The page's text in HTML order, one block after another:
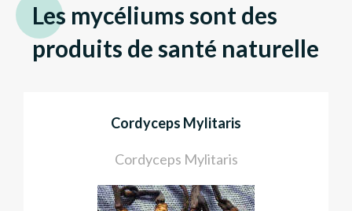
Les mycéliums sont des
produits de santé naturelle
Cordyceps Mylitaris
Cordyceps Mylitaris